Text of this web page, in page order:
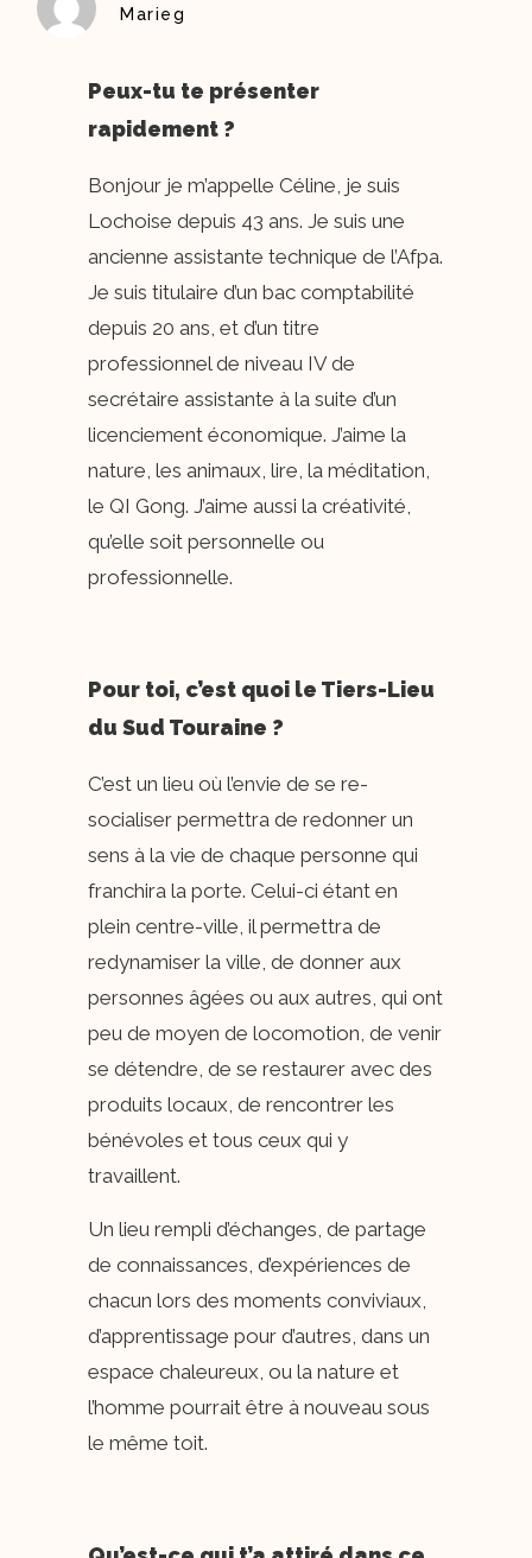
Marieg
Peux-tu te présenter
rapidement ?
Bonjour je m’appelle Céline, je suis
Lochoise depuis 43 ans. Je suis une
ancienne assistante technique de l’Afpa.
Je suis titulaire d’un bac comptabilité
depuis 20 ans, et d’un titre
professionnel de niveau IV de
secrétaire assistante à la suite d’un
licenciement économique. J’aime la
nature, les animaux, lire, la méditation,
le QI Gong. J’aime aussi la créativité,
qu’elle soit personnelle ou
professionnelle.
Pour toi, c’est quoi le Tiers-Lieu
du Sud Touraine ?
C’est un lieu où l’envie de se re-
socialiser permettra de redonner un
sens à la vie de chaque personne qui
franchira la porte. Celui-ci étant en
plein centre-ville, il permettra de
redynamiser la ville, de donner aux
personnes âgées ou aux autres, qui ont
peu de moyen de locomotion, de venir
se détendre, de se restaurer avec des
produits locaux, de rencontrer les
bénévoles et tous ceux qui y
travaillent.
Un lieu rempli d’échanges, de partage
de connaissances, d’expériences de
chacun lors des moments conviviaux,
d’apprentissage pour d’autres, dans un
espace chaleureux, ou la nature et
l’homme pourrait être à nouveau sous
le même toit.